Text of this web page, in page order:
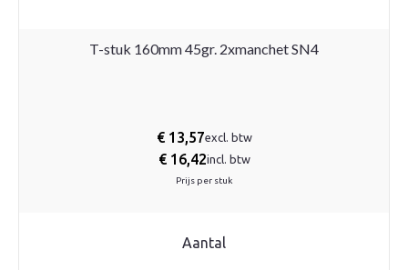
T-stuk 160mm 45gr. 2xmanchet SN4
€13,57excl. btw
€16,42incl. btw
Prijs per stuk
Aantal